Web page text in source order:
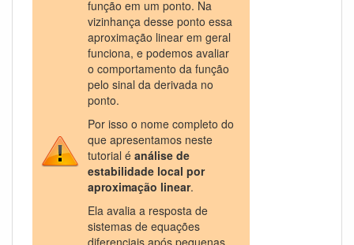
função em um ponto. Na
vizinhança desse ponto essa
aproximação linear em geral
funciona, e podemos avaliar
o comportamento da função
pelo sinal da derivada no
ponto.
Por isso o nome completo do
que apresentamos neste
tutorial é análise de
estabilidade local por
aproximação linear.
Ela avalia a resposta de
sistemas de equações
diferenciais após pequenas